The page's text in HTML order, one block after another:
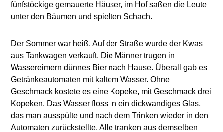
fünfstöckige gemauerte Häuser, im Hof saßen die Leute
unter den Bäumen und spielten Schach.
Der Sommer war heiß. Auf der Straße wurde der Kwas
aus Tankwagen verkauft. Die Männer trugen in
Wassereimern dünnes Bier nach Hause. Überall gab es
Getränkeautomaten mit kaltem Wasser. Ohne
Geschmack kostete es eine Kopeke, mit Geschmack drei
Kopeken. Das Wasser floss in ein dickwandiges Glas,
das man ausspülte und nach dem Trinken wieder in den
Automaten zurückstellte. Alle tranken aus demselben